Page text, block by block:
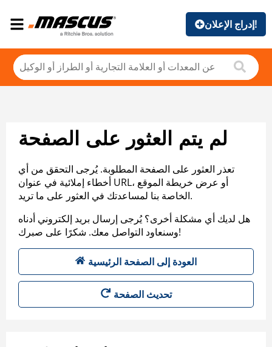
إدراج الإعلان!
لم يتم العثور على الصفحة
تعذر العثور على الصفحة المطلوبة. يُرجى التحقق من أي
أخطاء إملائية في عنوان URL، أو عرض خريطة الموقع
الخاصة بنا لمساعدتك في العثور على ما تريد.
هل لديك أي مشكلة أخرى؟ يُرجى إرسال بريد إلكتروني أدناه
وسنعاود التواصل معك. شكرًا على صبرك!
العودة إلى الصفحة الرئيسية
تحديث الصفحة